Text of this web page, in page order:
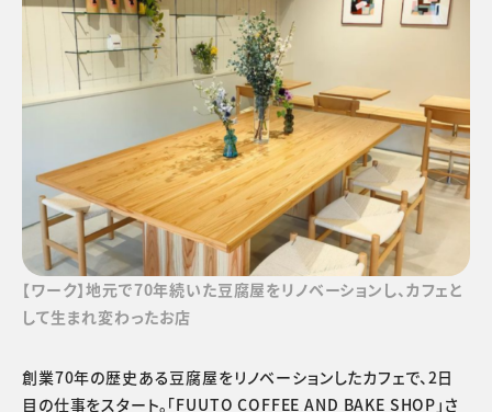
【ワーク】地元で70年続いた豆腐屋をリノベーションし、カフェと
して生まれ変わったお店
創業70年の歴史ある豆腐屋をリノベーションしたカフェで、2日
目の仕事をスタート。「FUUTO COFFEE AND BAKE SHOP」さ